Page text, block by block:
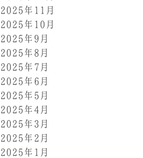
2025年11月
2025年10月
2025年9月
2025年8月
2025年7月
2025年6月
2025年5月
2025年4月
2025年3月
2025年2月
2025年1月